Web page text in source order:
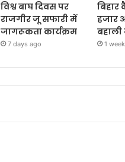
विश्व बाघ दिवस पर
राजगीर जू सफारी में
जागरूकता कार्यक्रम
7 days ago
बिहार
हजार
बहाली
1